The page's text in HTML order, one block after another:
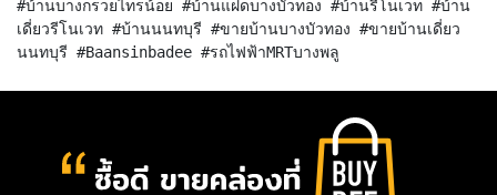
#บ้านบางกรวยไทรน้อย #บ้านแฝดบางบัวทอง #บ้านรีโนเวท #บ้าน
เดี่ยวรีโนเวท #บ้านนนทบุรี #ขายบ้านบางบัวทอง #ขายบ้านเดี่ยว